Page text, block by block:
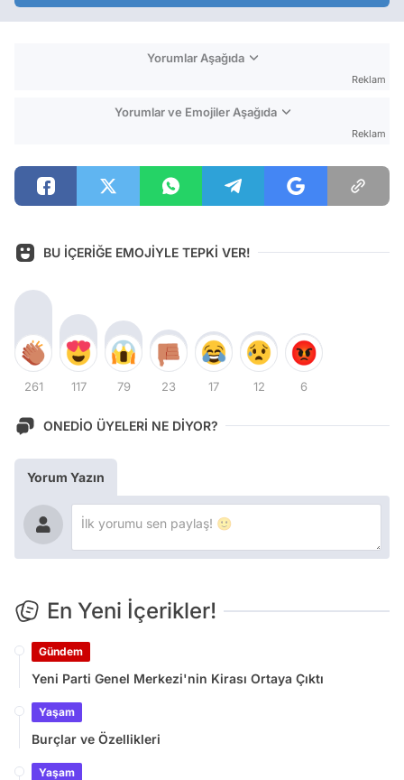
Yorumlar Aşağıda
Reklam
Yorumlar ve Emojiler Aşağıda
Reklam
BU İÇERİĞE EMOJİYLE TEPKİ VER!
261 117 79 23 17 12 6
ONEDİO ÜYELERİ NE DİYOR?
Yorum Yazın
En Yeni İçerikler!
Gündem
Yeni Parti Genel Merkezi'nin Kirası Ortaya Çıktı
Yaşam
Burçlar ve Özellikleri
Yaşam